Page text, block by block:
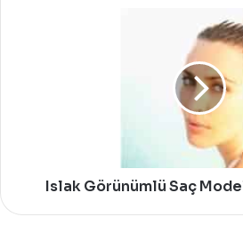
Islak Görünümlü Saç